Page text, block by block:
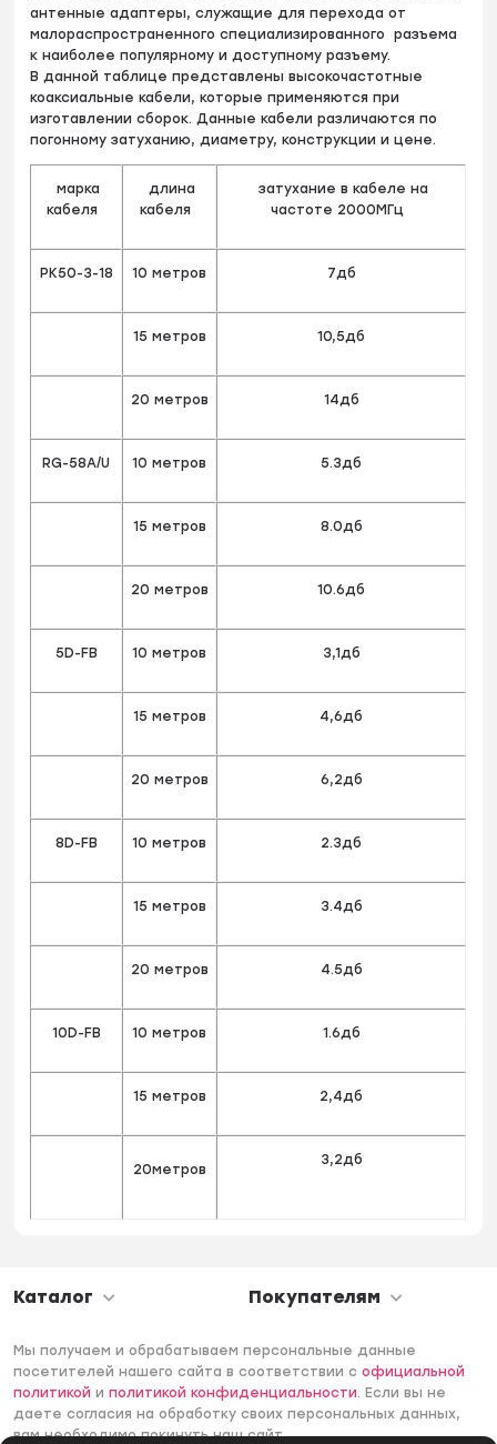
антенные адаптеры, служащие для перехода от
малораспространенного специализированного разъема
к наиболее популярному и доступному разъему.
В данной таблице представлены высокочастотные
коаксиальные кабели, которые применяются при
изготавлении сборок. Данные кабели различаются по
погонному затуханию, диаметру, конструкции и цене.
марка
кабеля
длина
кабеля
затухание в кабеле на
частоте 2000МГц
РК50-3-18 10 метров 7дб
15 метров 10,5дб
20 метров 14дб
RG-58A/U 10 метров 5.3дб
15 метров 8.0дб
20 метров 10.6дб
5D-FB 10 метров 3,1дб
15 метров 4,6дб
20 метров 6,2дб
8D-FB 10 метров 2.3дб
15 метров 3.4дб
20 метров 4.5дб
10D-FB 10 метров 1.6дб
15 метров 2,4дб
20метров
3,2дб
Каталог Покупателям
Мы получаем и обрабатываем персональные данные
посетителей нашего сайта в соответствии софициальной
политикой иполитикой конфиденциальности. Если вы не
даете согласия на обработку своих персональных данных,
вам необходимо покинуть наш сайт.